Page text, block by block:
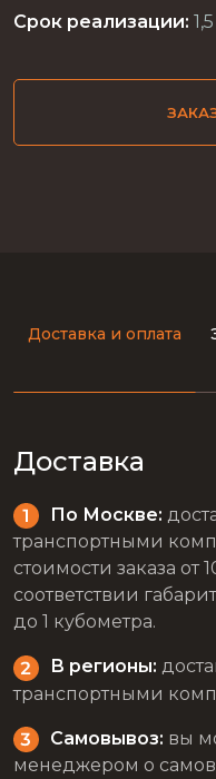
Срок реализации:
Доставка и оплата
Доставка
По Москве:
транспортными
стоимости заказа от
соответствии
до 1 кубометра.
В регионы:
транспортными
Самовывоз: вы
менеджером о